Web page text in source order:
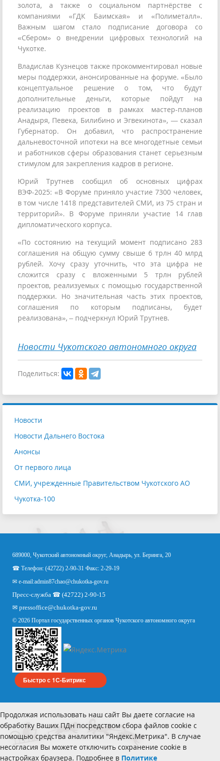
золота, а также о социальном партнёрстве с
компаниями «ГДК Баимская» и «Полиметалл».
Важным шагом стало подписание договора со
«Сбером» о внедрении цифровых технологий на
Чукотке.
Владислав Кузнецов также прокомментировал новые
меры поддержки, анонсированные на форуме. «Было
концептуальное решение о том, что будут
дополнительные деньги, которые пойдут на
реализацию проектов в рамках мастер-планов
Анадыря, Певека, Билибино и Эгвекинота», — сказал
Губернатор. Он добавил, что распространение
дальневосточной ипотеки на все многодетные семьи
и работников сферы образования станет серьезным
стимулом для закрепления кадров в регионе.
Юрий Трутнев сообщил об основных цифрах
ВЭФ-2025: «В Форуме приняло участие 7300 человек,
в том числе 1418 представителей СМИ, из 75 стран и
территорий». В Форуме приняли участие 14 глав
дипломатического корпуса.
«По состоянию на текущий момент подписано 283
соглашения на общую сумму свыше 6 трлн 40 млрд
рублей. Хочу сразу уточнить, что эта цифра не
сложится сразу с вложенными 5 трлн рублей
проектов, реализуемых с помощью государственной
поддержки. Но значительная часть этих проектов,
соглашения по которым подписаны, будет
реализована», – подчеркнул Юрий Трутнев.
Новости Чукотского автономного округа
Поделиться:
Новости
Новости Дальнего Востока
Анонсы
От первого лица
СМИ, учрежденные Правительством Чукотского АО
Чукотка-100
689000, Чукотский автономный округ, Анадырь, ул. Беринга, 20
☎ Телефон: (42722) 2-90-31 Факс: 2-29-19
✉ e-mail:admin87chao@chukotka-gov.ru
Пресс-служба ☎ (42722) 2-90-15
✉ pressoffice@chukotka-gov.ru
© 2026 Портал государственных органов Чукотского автономного округа
Быстро с 1С-Битрикс
Продолжая использовать наш сайт Вы даете согласие на
обработку Ваших ПДн посредством сбора файлов cookie с
помощью средства аналитики "Яндекс.Метрика". В случае
несогласия Вы можете отключить сохранение cookie в
настройках браузера. Подробнее в Политике